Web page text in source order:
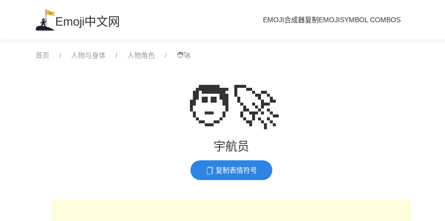
Emoji中文网 EMOJI合成器复制EMOJISYMBOL COMBOS
首页 人物与身体 人物角色 🧑‍🚀
🧑‍🚀
宇航员
复制表情符号